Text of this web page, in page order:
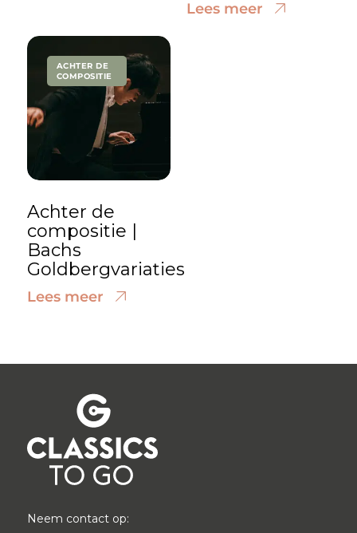
Lees meer
ACHTER DE
COMPOSITIE
Achter de
compositie |
Bachs
Goldbergvariaties
Lees meer
Neem contact op: